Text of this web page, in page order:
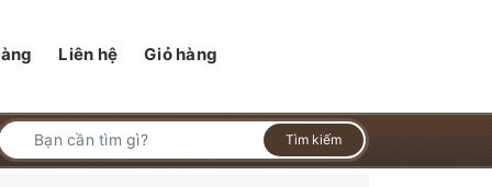
Liên hệ Giỏ hàng
Tìm kiếm